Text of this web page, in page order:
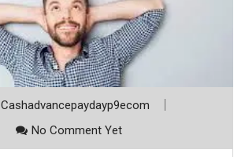
Cashadvancepaydayp9ecom
No Comment Yet